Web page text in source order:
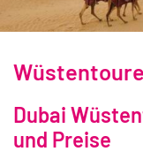
Dubai
und Preise